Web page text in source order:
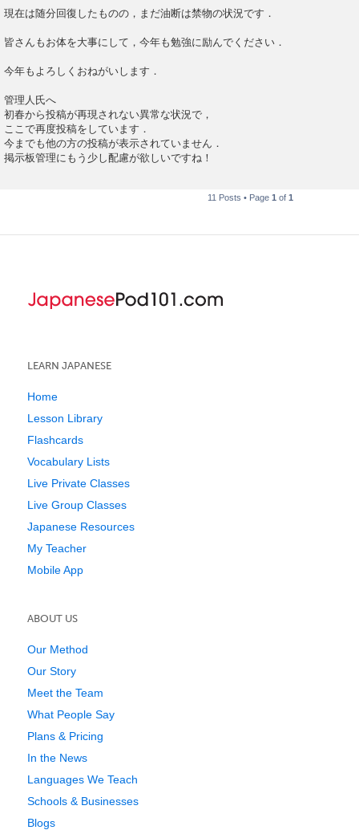
現在は随分回復したものの，まだ油断は禁物の状況です．
皆さんもお体を大事にして，今年も勉強に励んでください．
今年もよろしくおねがいします．
管理人氏へ
初春から投稿が再現されない異常な状況で，
ここで再度投稿をしています．
今までも他の方の投稿が表示されていません．
掲示板管理にもう少し配慮が欲しいですね！
11 Posts • Page 1 of 1
LEARN JAPANESE
Home
Lesson Library
Flashcards
Vocabulary Lists
Live Private Classes
Live Group Classes
Japanese Resources
My Teacher
Mobile App
ABOUT US
Our Method
Our Story
Meet the Team
What People Say
Plans & Pricing
In the News
Languages We Teach
Schools & Businesses
Blogs